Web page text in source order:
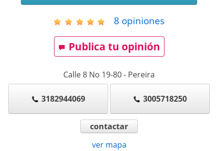
8 opiniones
Publica tu opinión
Calle 8 No 19-80- Pereira
3182944069 3005718250
contactar
ver mapa